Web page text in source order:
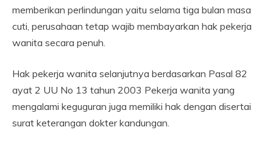
memberikan perlindungan yaitu selama tiga bulan masa
cuti, perusahaan tetap wajib membayarkan hak pekerja
wanita secara penuh.
Hak pekerja wanita selanjutnya berdasarkan Pasal 82
ayat 2 UU No 13 tahun 2003 Pekerja wanita yang
mengalami keguguran juga memiliki hak dengan disertai
surat keterangan dokter kandungan.